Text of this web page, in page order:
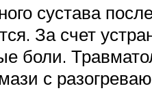
сустава
За счет
боли.
с